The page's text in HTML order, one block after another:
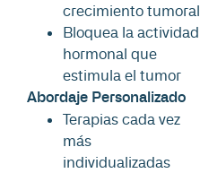
crecimiento tumoral
Bloquea la actividad
hormonal que
estimula el tumor
Abordaje Personalizado
Terapias cada vez
más
individualizadas